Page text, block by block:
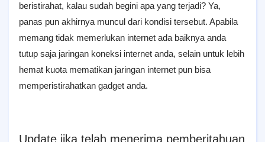
beristirahat, kalau sudah begini apa yang terjadi? Ya,
panas pun akhirnya muncul dari kondisi tersebut. Apabila
memang tidak memerlukan internet ada baiknya anda
tutup saja jaringan koneksi internet anda, selain untuk lebih
hemat kuota mematikan jaringan internet pun bisa
memperistirahatkan gadget anda.
Update jika telah menerima pemberitahuan